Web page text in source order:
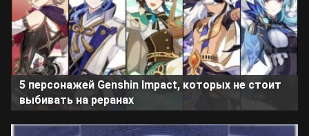
5 персонажей Genshin Impact, которых не стоит
выбивать на реранах